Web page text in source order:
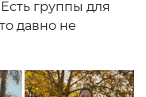
группы для
давно не